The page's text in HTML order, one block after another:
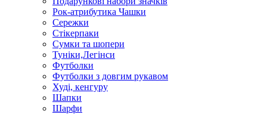
Рок-атрибутика Чашки
Сережки
Стікерпаки
Сумки та шопери
Туніки,Легінси
Футболки
Футболки з довгим рукавом
Худі, кенгуру
Шапки
Шарфи